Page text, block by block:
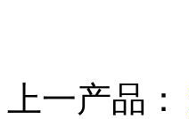
上一产品：